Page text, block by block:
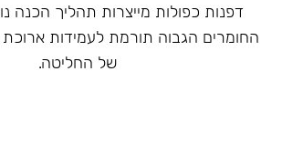
דפנות כפולות מייצרות תהליך הכנה
החומרים הגבוה תורמת לעמידות ארוכת
של החליטה.